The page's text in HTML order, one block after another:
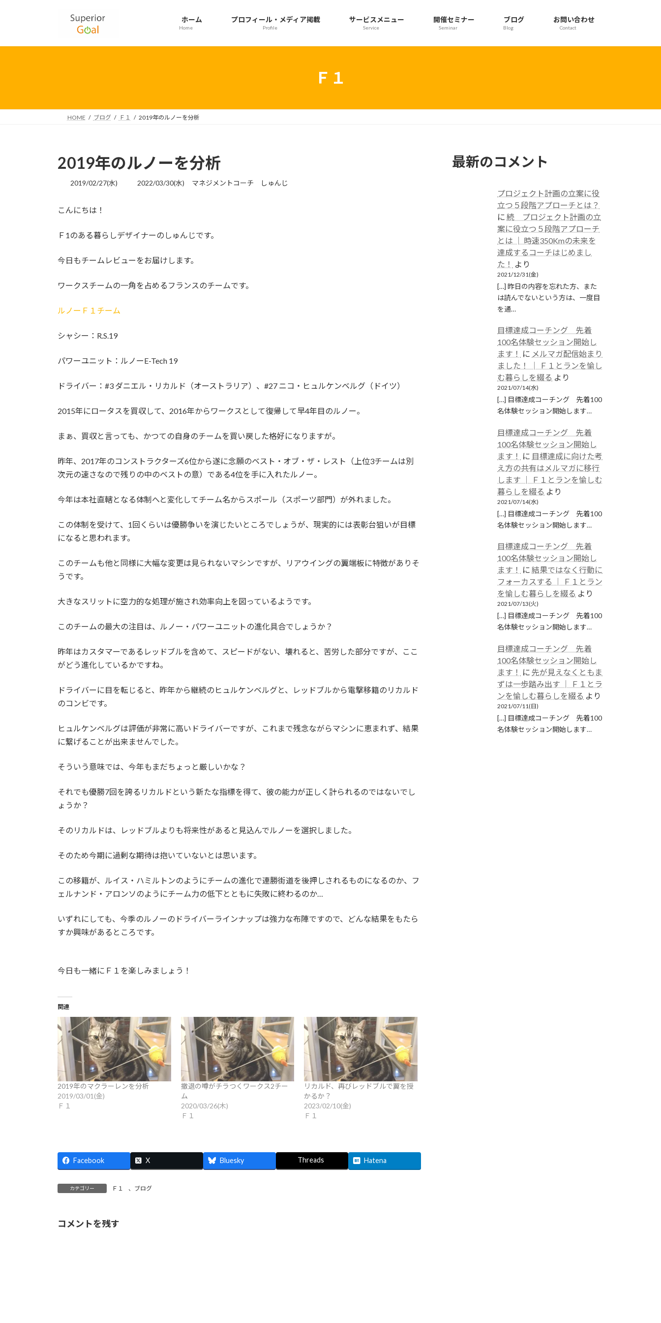
プ
動
ホーム
Home
プロフィール・メディア掲載
Profile
サービスメニュー
Service
開催セミナー
Seminar
ブログ
Blog
お問い合わせ
Contact
Ｆ１
HOME ブログ Ｆ１ 2019年のルノーを分析
2019年のルノーを分析
2019/02/27(水)
最
時
:
2022/03/30(水) マネジメントコーチ しゅんじ
こんにちは！
Ｆ1のある暮らしデザイナーのしゅんじです。
今日もチームレビューをお届けします。
ワークスチームの一角を占めるフランスのチームです。
ルノーＦ１チーム
シャシー：R.S.19
パワーユニット：ルノーE-Tech 19
ドライバー：#3 ダニエル・リカルド（オーストラリア）、#27 ニコ・ヒュルケンベルグ（ドイツ）
2015年にロータスを買収して、2016年からワークスとして復帰して早4年目のルノー。
まぁ、買収と言っても、かつての自身のチームを買い戻した格好になりますが。
昨年、2017年のコンストラクターズ6位から遂に念願のベスト・オブ・ザ・レスト（上位3チームは別
次元の速さなので残りの中のベストの意）である4位を手に入れたルノー。
今年は本社直轄となる体制へと変化してチーム名からスポール（スポーツ部門）が外れました。
この体制を受けて、1回くらいは優勝争いを演じたいところでしょうが、現実的には表彰台狙いが目標
になると思われます。
このチームも他と同様に大幅な変更は見られないマシンですが、リアウイングの翼端板に特徴がありそ
うです。
大きなスリットに空力的な処理が施され効率向上を図っているようです。
このチームの最大の注目は、ルノー・パワーユニットの進化具合でしょうか？
昨年はカスタマーであるレッドブルを含めて、スピードがない、壊れると、苦労した部分ですが、ここ
がどう進化しているかですね。
ドライバーに目を転じると、昨年から継続のヒュルケンベルグと、レッドブルから電撃移籍のリカルド
のコンビです。
ヒュルケンベルグは評価が非常に高いドライバーですが、これまで残念ながらマシンに恵まれず、結果
に繋げることが出来ませんでした。
そういう意味では、今年もまだちょっと厳しいかな？
それでも優勝7回を誇るリカルドという新たな指標を得て、彼の能力が正しく計られるのではないでし
ょうか？
そのリカルドは、レッドブルよりも将来性があると見込んでルノーを選択しました。
そのため今期に過剰な期待は抱いていないとは思います。
この移籍が、ルイス・ハミルトンのようにチームの進化で連勝街道を後押しされるものになるのか、フ
ェルナンド・アロンソのようにチーム力の低下とともに失敗に終わるのか…
いずれにしても、今季のルノーのドライバーラインナップは強力な布陣ですので、どんな結果をもたら
すか興味があるところです。
今日も一緒にＦ１を楽しみましょう！
関連
2019年のマクラーレンを分析
2019/03/01(金)
Ｆ１
撤退の噂がチラつくワークス2チー
ム
2020/03/26(木)
Ｆ１
リカルド、再びレッドブルで翼を授
かるか？
2023/02/10(金)
Ｆ１
Facebook X Bluesky Threads Hatena
カテゴリー Ｆ１ 、 ブログ
コメントを残す
最新のコメント
プロジェクト計画の立案に役
立つ５段階アプローチとは？
に続 プロジェクト計画の立
案に役立つ５段階アプローチ
とは │ 時速350Kmの未来を
達成するコーチはじめまし
た！
より
2021/12/31(金)
[…] 昨日の内容を忘れた方、また
は読んでないという方は、一度目
を通…
目標達成コーチング 先着
100名体験セッション開始し
ます！
に メルマガ配信始まり
ました！ │ Ｆ１とランを愉し
む暮らしを綴る より
2021/07/14(水)
[…] 目標達成コーチング 先着100
名体験セッション開始します…
目標達成コーチング 先着
100名体験セッション開始し
ます！
に 目標達成に向けた考
え方の共有はメルマガに移行
します │ Ｆ１とランを愉しむ
暮らしを綴る より
2021/07/14(水)
[…] 目標達成コーチング 先着100
名体験セッション開始します…
目標達成コーチング 先着
100名体験セッション開始し
ます！
に結果ではなく行動に
フォーカスする │ Ｆ１とラン
を愉しむ暮らしを綴る より
2021/07/13(火)
[…] 目標達成コーチング 先着100
名体験セッション開始します…
目標達成コーチング 先着
100名体験セッション開始し
ます！
に先が見えなくともま
ずは一歩踏み出す │ Ｆ１とラ
ンを愉しむ暮らしを綴る より
2021/07/11(日)
[…] 目標達成コーチング 先着100
名体験セッション開始します…